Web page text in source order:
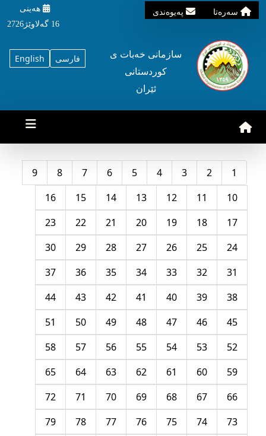
سه‌ره‌تا په‌یوه‌ندی
هه‌ینی
16 گه‌لاوێژ2726
English فارسی
سازمانی خه‌بات ی
کوردستانی
ئێران
1
2
3
4
5
6
7
8
9
10
11
12
13
14
15
16
17
18
19
20
21
22
23
24
25
26
27
28
29
30
31
32
33
34
35
36
37
38
39
40
41
42
43
44
45
46
47
48
49
50
51
52
53
54
55
56
57
58
59
60
61
62
63
64
65
66
67
68
69
70
71
72
73
74
75
76
77
78
79